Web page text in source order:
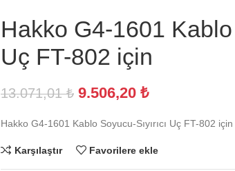
Hakko G4-1601 Kablo
Uç FT-802 için
13.071,01₺ 9.506,20 ₺
Hakko G4-1601 Kablo Soyucu-Sıyırıcı Uç FT-802 için
Karşılaştır Favorilere ekle